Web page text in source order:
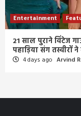
Entertainment
21 साल पुराने विंटेज
पहाड़िया संग तस्वीरों
4 days ago Arvind